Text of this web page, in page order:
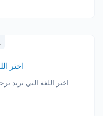
اختر
اختر اللغة التي تريد